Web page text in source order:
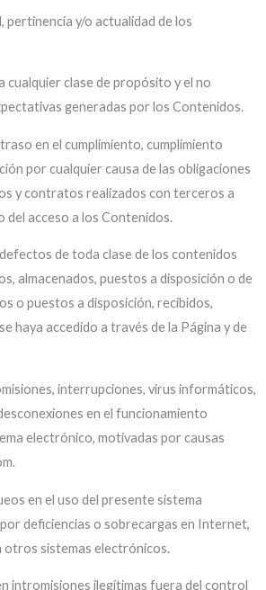
pertinencia y/o actualidad de los
cualquier clase de propósito y el no
generadas por los Contenidos.
en el cumplimiento, cumplimiento
por cualquier causa de las obligaciones
y contratos realizados con terceros a
del acceso a los Contenidos.
de toda clase de los contenidos
almacenados, puestos a disposición o de
o puestos a disposición, recibidos,
haya accedido a través de la Página y de
interrupciones, virus informáticos,
en el funcionamiento
electrónico, motivadas por causas
en el uso del presente sistema
deficiencias o sobrecargas en Internet,
otros sistemas electrónicos.
intromisiones ilegítimas fuera del control